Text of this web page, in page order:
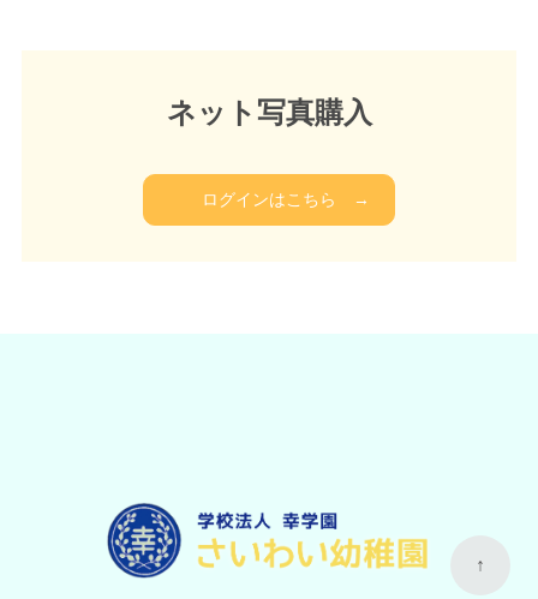
↑
ネット写真購入
ログインはこちら →